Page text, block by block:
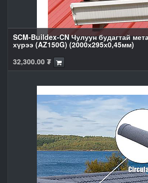
SCM-Buildex-CN Чулуун будагтай
хүрээ (AZ150G) (2000х295х0,45мм)
32,300.00 ₮